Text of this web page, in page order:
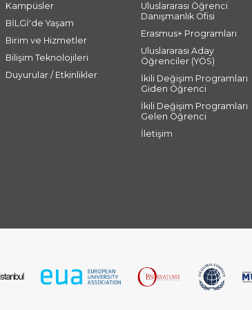
Kampüsler
BİLGİ'de Yaşam
Birim ve Hizmetler
Bilişim Teknolojileri
Duyurular / Etkinlikler
Uluslararası Öğrenci
Danışmanlık Ofisi
Erasmus+ Programları
Uluslararası Aday
Öğrenciler (YÖS)
İkili Değişim Programları
Giden Öğrenci
İkili Değişim Programları
Gelen Öğrenci
İletişim